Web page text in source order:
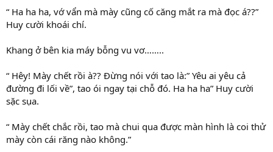
“ Ha ha ha, vớ vẩn mà mày cũng cố căng mắt ra mà đọc á??”
Huy cười khoái chí.
Khang ở bên kia máy bỗng vu vơ……..
“ Hêy! Mày chết rồi à?? Đừng nói với tao là:” Yêu ai yêu cả
đường đi lối về”, tao ói ngay tại chỗ đó. Ha ha ha” Huy cười
sặc sụa.
“ Mày chết chắc rồi, tao mà chui qua được màn hình là coi thử
mày còn cái răng nào không.”